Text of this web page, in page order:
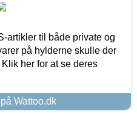
artikler til både private og
på hylderne skulle der
her for at se deres
Wattoo.dk